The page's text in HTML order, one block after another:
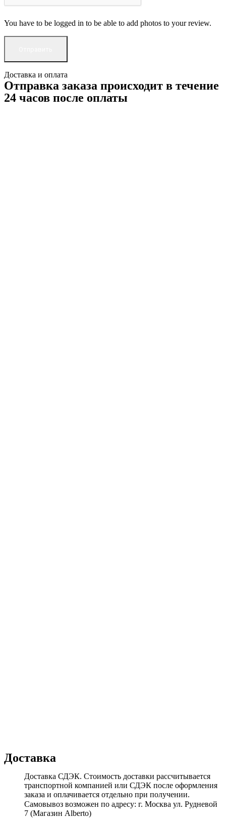
You have to be logged in to be able to add photos to your review.
Доставка и оплата
Отправка заказа происходит в течение
24 часов после оплаты
Доставка
Доставка СДЭК. Стоимость доставки рассчитывается
транспортной компанией или СДЭК после оформления
заказа и оплачивается отдельно при получении.
Самовывоз возможен по адресу: г. Москва ул. Рудневой
7 (Магазин Alberto)